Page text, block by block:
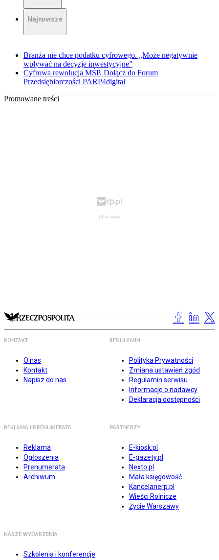
Najnowsze
Branża nie chce podatku cyfrowego. „Może negatywnie
wpływać na decyzje inwestycyjne”
Cyfrowa rewolucja MŚP. Dołącz do Forum
Przedsiębiorczości PARP4digital
Promowane treści
KONTAKT
O nas
Kontakt
Napisz do nas
REGULAMIN
Polityka Prywatności
Zmiana ustawień zgód
Regulamin serwisu
Informacje o nadawcy
Deklaracja dostępności
REKLAMA I PRENUMERATA
Reklama
Ogłoszenia
Prenumerata
Archiwum
PARTNERZY
E-kiosk.pl
E-gazety.pl
Nexto.pl
Mała księgowość
Kancelarierp.pl
Wieści Rolnicze
Życie Warszawy
NASZE WYDARZENIA
Szkolenia i konferencje